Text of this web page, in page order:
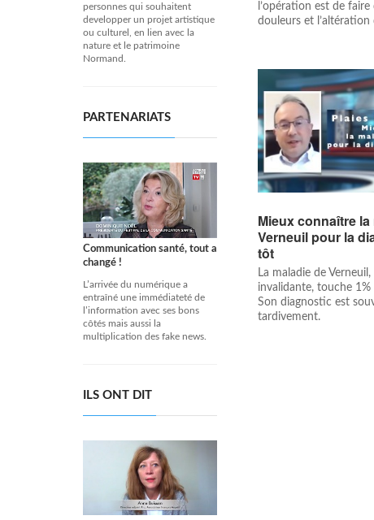
personnes qui souhaitent
developper un projet artistique
ou culturel, en lien avec la
nature et le patrimoine
Normand.
PARTENARIATS
Communication santé, tout a
changé !
L’arrivée du numérique a
entraîné une immédiateté de
l’information avec ses bons
côtés mais aussi la
multiplication des fake news.
ILS ONT DIT
l’opération est de
douleurs et l’altération
Mieux connaître la
Verneuil pour la
tôt
La maladie de
invalidante, touche
Son diagnostic est
tardivement.